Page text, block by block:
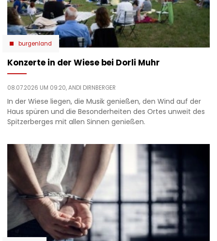
burgenland
Konzerte in der Wiese bei Dorli Muhr
08.07.2026 UM 09:20,ANDI DIRNBERGER
In der Wiese liegen, die Musik genießen, den Wind auf der
Haus spüren und die Besonderheiten des Ortes unweit des
Spitzerberges mit allen Sinnen genießen.